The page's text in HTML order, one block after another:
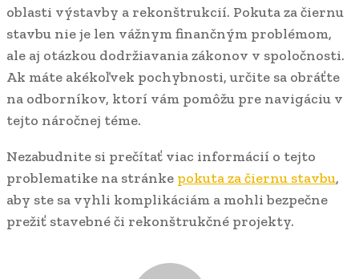
oblasti výstavby a rekonštrukcií. Pokuta za čiernu
stavbu nie je len vážnym finančným problémom,
ale aj otázkou dodržiavania zákonov v spoločnosti.
Ak máte akékoľvek pochybnosti, určite sa obráťte
na odborníkov, ktorí vám pomôžu pre navigáciu v
tejto náročnej téme.
Nezabudnite si prečítať viac informácií o tejto
problematike na stránke pokuta za čiernu stavbu,
aby ste sa vyhli komplikáciám a mohli bezpečne
prežiť stavebné či rekonštrukčné projekty.